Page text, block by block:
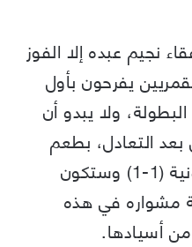
نجيم عبده إلا الفوز
يفرحون بأول
ولا يبدو أن
بعد التعادل، بطعم
الهزيمة، أمام الفهود الغابونية (1-1) وستكون
مشواره في هذه
أسيادها.